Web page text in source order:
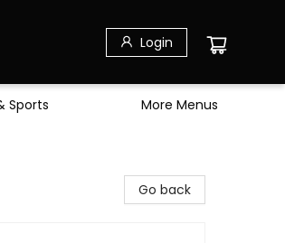
Login
Sports More Menus
Go back